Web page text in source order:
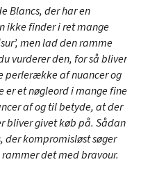
Blancs, der har en
ikke finder i ret mange
men lad den ramme
vurderer den, for så bliver
perlerække af nuancer og
er et nøgleord i mange fine
af og til betyde, at der
bliver givet køb på. Sådan
der kompromisløst søger
det med bravour.